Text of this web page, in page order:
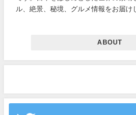
ル、絶景、秘境、グルメ情報をお届け
ABOUT